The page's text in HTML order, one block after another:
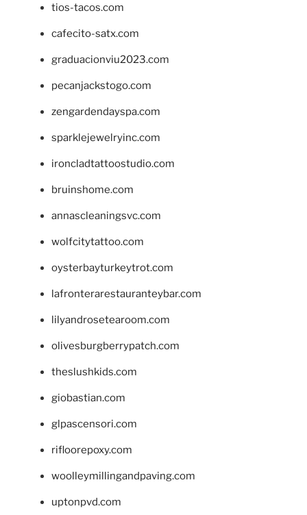
tios-tacos.com
cafecito-satx.com
graduacionviu2023.com
pecanjackstogo.com
zengardendayspa.com
sparklejewelryinc.com
ironcladtattoostudio.com
bruinshome.com
annascleaningsvc.com
wolfcitytattoo.com
oysterbayturkeytrot.com
lafronterarestauranteybar.com
lilyandrosetearoom.com
olivesburgberrypatch.com
theslushkids.com
giobastian.com
glpascensori.com
rifloorepoxy.com
woolleymillingandpaving.com
uptonpvd.com